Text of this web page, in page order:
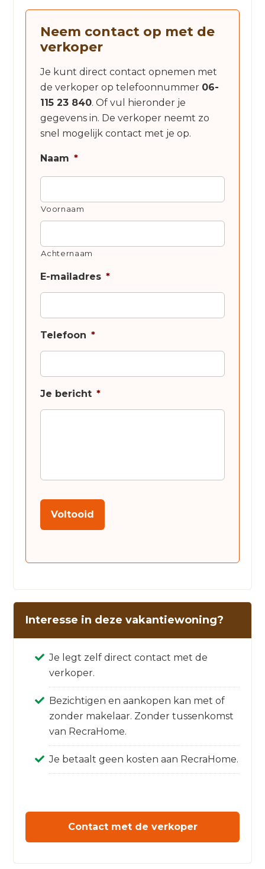
Neem contact op met de
verkoper
Je kunt direct contact opnemen met
de verkoper op telefoonnummer 06-
115 23 840. Of vul hieronder je
gegevens in. De verkoper neemt zo
snel mogelijk contact met je op.
Naam *
Voornaam
Achternaam
E-mailadres *
Telefoon *
Je bericht *
Voltooid
Interesse in deze vakantiewoning?
Je legt zelf direct contact met de
verkoper.
Bezichtigen en aankopen kan met of
zonder makelaar. Zonder tussenkomst
van RecraHome.
Je betaalt geen kosten aan RecraHome.
Contact met de verkoper